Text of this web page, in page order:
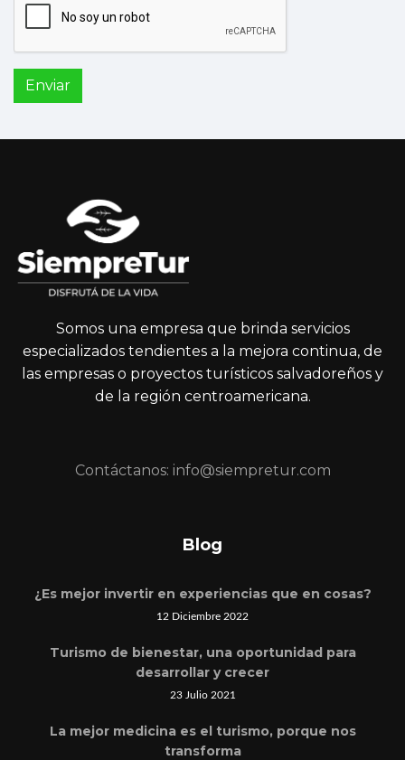
Enviar
Somos una empresa que brinda servicios
especializados tendientes a la mejora continua, de
las empresas o proyectos turísticos salvadoreños y
de la región centroamericana.
Contáctanos: info@siempretur.com
Blog
¿Es mejor invertir en experiencias que en cosas?
12 Diciembre 2022
Turismo de bienestar, una oportunidad para
desarrollar y crecer
23 Julio 2021
La mejor medicina es el turismo, porque nos
transforma